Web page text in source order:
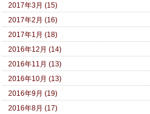
2017年3月 (15)
2017年2月 (16)
2017年1月 (18)
2016年12月 (14)
2016年11月 (13)
2016年10月 (13)
2016年9月 (19)
2016年8月 (17)